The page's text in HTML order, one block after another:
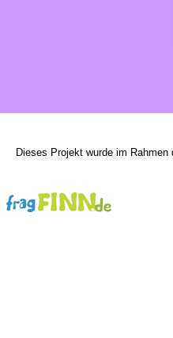
Dieses Projekt wurde im Rahmen